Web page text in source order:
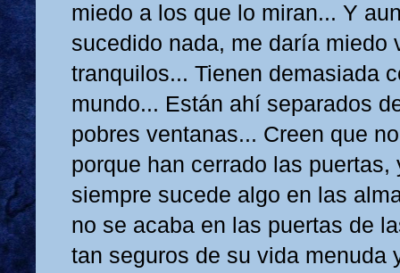
miedo a los que lo miran... Y
sucedido nada, me daría miedo
tranquilos... Tienen demasiada
mundo... Están ahí separados
pobres ventanas... Creen que
porque han cerrado las puertas,
siempre sucede algo en las
no se acaba en las puertas de
tan seguros de su vida menuda